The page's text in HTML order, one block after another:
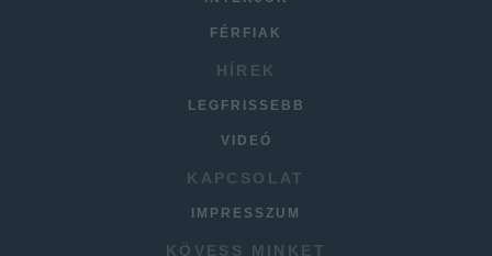
FÉRFIAK
HÍREK
LEGFRISSEBB
VIDEÓ
KAPCSOLAT
IMPRESSZUM
KÖVESS MINKET